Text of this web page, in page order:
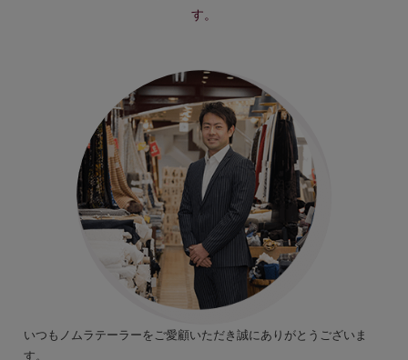
す。
いつもノムラテーラーをご愛顧いただき誠にありがとうございま
す。